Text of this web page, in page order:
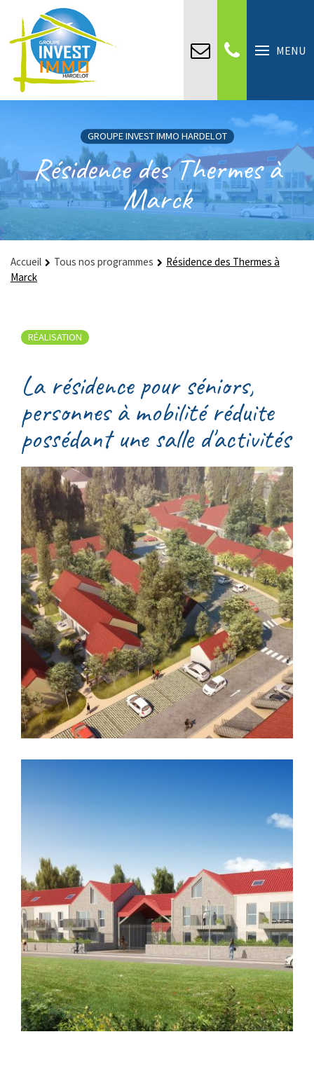
MENU
GROUPE INVEST IMMO HARDELOT
Résidence des Thermes à
Marck
Accueil Tous nos programmes
Résidence des Thermes à
Marck
RÉALISATION
La résidence pour séniors,
personnes à mobilité réduite
possédant une salle d'activités